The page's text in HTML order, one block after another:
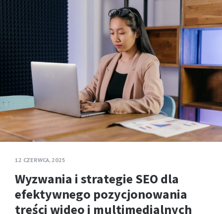
12 CZERWCA, 2025
Wyzwania i strategie SEO dla
efektywnego pozycjonowania
treści wideo i multimedialnych